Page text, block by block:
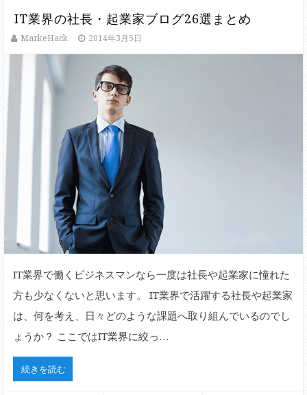
IT業界の社長・起業家ブログ26選まとめ
MarkeHack 2014年3月5日
IT業界で働くビジネスマンなら一度は社長や起業家に憧れた
方も少なくないと思います。 IT業界で活躍する社長や起業家
は、何を考え、日々どのような課題へ取り組んでいるのでし
ょうか？ ここではIT業界に絞っ…
続きを読む